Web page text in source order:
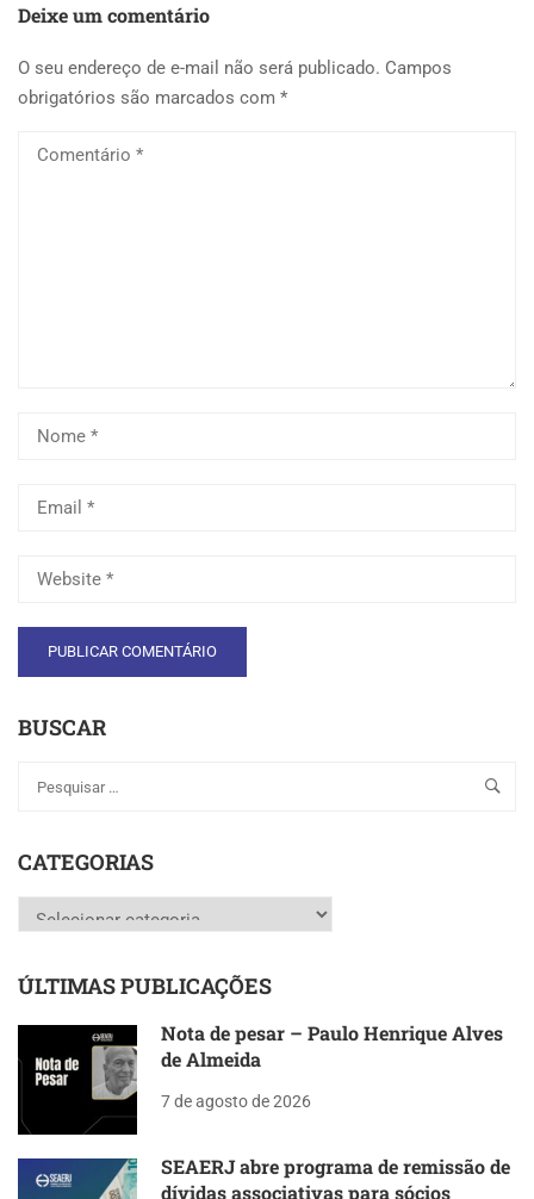
Deixe um comentário
O seu endereço de e-mail não será publicado. Campos
obrigatórios são marcados com *
BUSCAR
CATEGORIAS
Categorias
ÚLTIMAS PUBLICAÇÕES
Nota de pesar – Paulo Henrique Alves
de Almeida
7 de agosto de 2026
SEAERJ abre programa de remissão de
dívidas associativas para sócios